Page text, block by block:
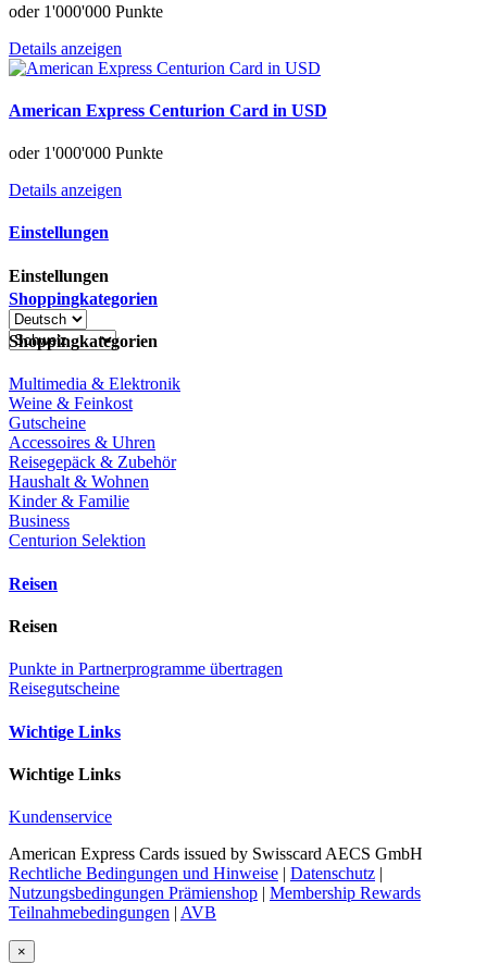
oder 1'000'000 Punkte
Details anzeigen
American Express Centurion Card in USD
oder 1'000'000 Punkte
Details anzeigen
Einstellungen
Einstellungen
Shoppingkategorien
Shoppingkategorien
Multimedia & Elektronik
Weine & Feinkost
Gutscheine
Accessoires & Uhren
Reisegepäck & Zubehör
Haushalt & Wohnen
Kinder & Familie
Business
Centurion Selektion
Reisen
Reisen
Punkte in Partnerprogramme übertragen
Reisegutscheine
Wichtige Links
Wichtige Links
Kundenservice
American Express Cards issued by Swisscard AECS GmbH
Rechtliche Bedingungen und Hinweise | Datenschutz |
Nutzungsbedingungen Prämienshop | Membership Rewards
Teilnahmebedingungen | AVB
×